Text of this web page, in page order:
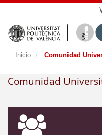
Inicio Comunidad
Comunidad